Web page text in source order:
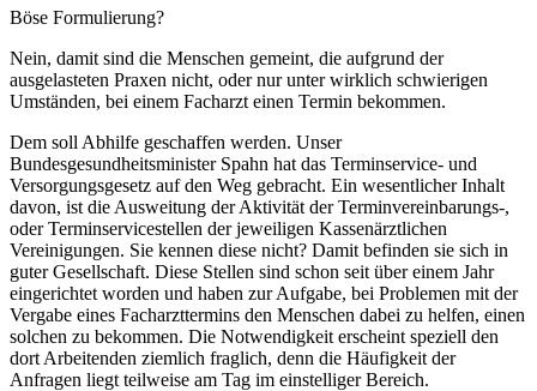
Böse Formulierung?
Nein, damit sind die Menschen gemeint, die aufgrund der
ausgelasteten Praxen nicht, oder nur unter wirklich schwierigen
Umständen, bei einem Facharzt einen Termin bekommen.
Dem soll Abhilfe geschaffen werden. Unser
Bundesgesundheitsminister Spahn hat das Terminservice- und
Versorgungsgesetz auf den Weg gebracht. Ein wesentlicher Inhalt
davon, ist die Ausweitung der Aktivität der Terminvereinbarungs-,
oder Terminservicestellen der jeweiligen Kassenärztlichen
Vereinigungen. Sie kennen diese nicht? Damit befinden sie sich in
guter Gesellschaft. Diese Stellen sind schon seit über einem Jahr
eingerichtet worden und haben zur Aufgabe, bei Problemen mit der
Vergabe eines Facharzttermins den Menschen dabei zu helfen, einen
solchen zu bekommen. Die Notwendigkeit erscheint speziell den
dort Arbeitenden ziemlich fraglich, denn die Häufigkeit der
Anfragen liegt teilweise am Tag im einstelliger Bereich.